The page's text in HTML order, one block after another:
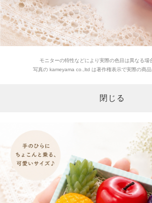
モニターの特性などにより実際の色目は異なる場
写真の kameyama co.,ltd は著作権表示で実際の商品
閉じる